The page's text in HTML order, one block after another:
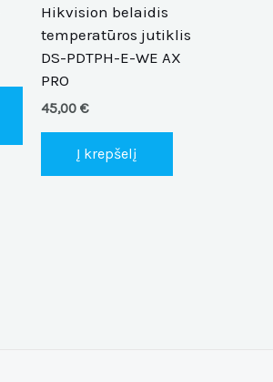
options
may
chosen
the
product
page
Hikvision belaidis
temperatūros jutiklis
DS-PDTPH-E-WE AX
PRO
45,00 €
Į krepšelį